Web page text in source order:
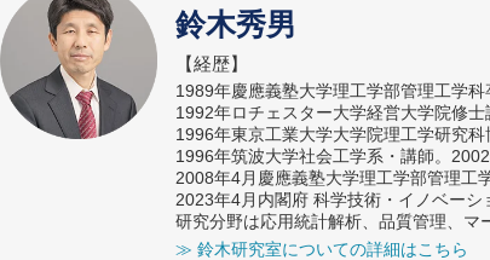
鈴木秀男
【経歴】
1989年慶應義塾大学理工学部管理工学科
1992年ロチェスター大学経営大学院修士
1996年東京工業大学大学院理工学研究
1996年筑波大学社会工学系・講師。2002
2008年4月慶應義塾大学理工学部管理工
2023年4月内閣府 科学技術・イノベーシ
研究分野は応用統計解析、品質管理、マ
≫ 鈴木研究室についての詳細はこちら